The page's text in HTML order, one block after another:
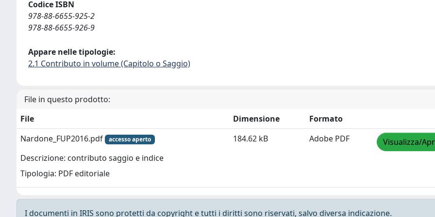
Codice ISBN
978-88-6655-925-2
978-88-6655-926-9
Appare nelle tipologie:
2.1 Contributo in volume (Capitolo o Saggio)
File in questo prodotto:
File
Dimensione
Formato
Nardone_FUP2016.pdf
accesso aperto
Descrizione: contributo saggio e indice
Tipologia: PDF editoriale
184.62 kB Adobe PDF Visualizza/
I documenti in IRIS sono protetti da copyright e tutti i diritti sono riservati, salvo diversa indicazione.